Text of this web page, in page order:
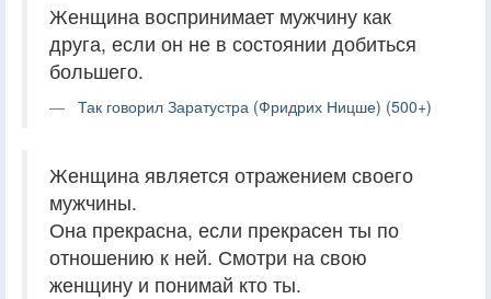
Женщина воспринимает мужчину как
друга, если он не в состоянии добиться
большего.
Так говорил Заратустра (Фридрих Ницше) (500+)
Женщина является отражением своего
мужчины.
Она прекрасна, если прекрасен ты по
отношению к ней. Смотри на свою
женщину и понимай кто ты.